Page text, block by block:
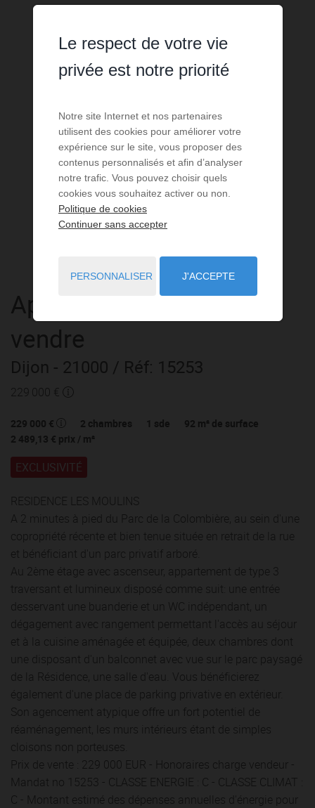
Appartement 3 pièces
vendre
Dijon - 21000 / Réf: 15253
229 000 €
229 000 € 2 chambres 1 sde 92 m² de surface
2 489,13 € prix / m²
EXCLUSIVITÉ
RESIDENCE LES MOULINS
A 2 minutes à pied du Parc de la Colombière, au sein d'une
copropriété récente et bien tenue située en retrait de la rue
et bénéficiant d'un parc privatif arboré.
Au 2ème étage avec ascenseur, appartement de type 3
traversant et lumineux disposé comme suit: une entrée
desservant une buanderie et un WC indépendant, un
dégagement avec rangement permettant l'accès au séjour
et à la cuisine aménagée et équipée, deux chambres dont
une disposant d'un balconnet avec vue sur le parc paysagé
de la Résidence, une salle d'eau. Vous bénéficierez
également d'une place de parking privative en extérieur.
Son agencement atypique offre un fort potentiel de
réaménagement, les murs intérieurs étant de simples
cloisons non porteuses.
Prix de vente : 229 000 EUR - Honoraires charge vendeur -
Mandat no 15253 - CLASSE ENERGIE : C - CLASSE CLIMAT :
C - Montant estimé des dépenses annuelles d'énergie pour
Le respect de votre vie
privée est notre priorité
Notre site Internet et nos partenaires
utilisent des cookies pour améliorer votre
expérience sur le site, vous proposer des
contenus personnalisés et afin d’analyser
notre trafic. Vous pouvez choisir quels
cookies vous souhaitez activer ou non.
Politique de cookies
Continuer sans accepter
PERSONNALISER J'ACCEPTE